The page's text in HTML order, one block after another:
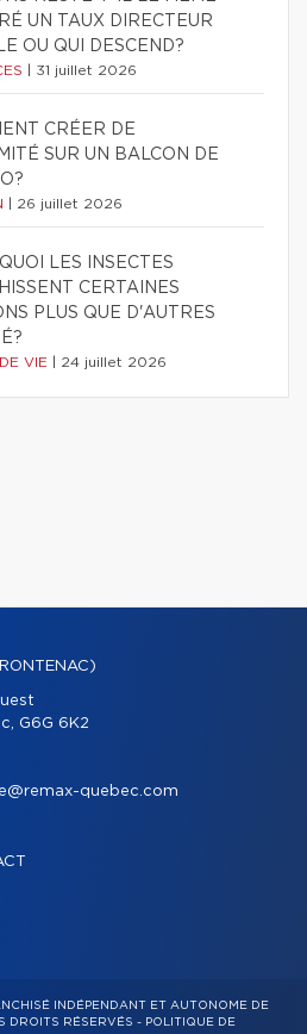
UN TAUX DIRECTEUR
OU QUI DESCEND?
31 juillet 2026
CRÉER DE
SUR UN BALCON DE
26 juillet 2026
LES INSECTES
CERTAINES
PLUS QUE D'AUTRES
VIE 24 juillet 2026
G6G 6K2
quebec.com
INDÉPENDANT ET AUTONOME DE
DROITS RÉSERVÉS - POLITIQUE DE